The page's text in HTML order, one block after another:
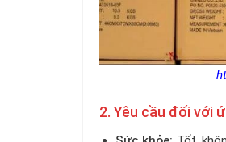
2. Yêu cầu đối với